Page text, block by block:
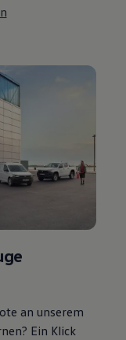
an unserem
Ein Klick